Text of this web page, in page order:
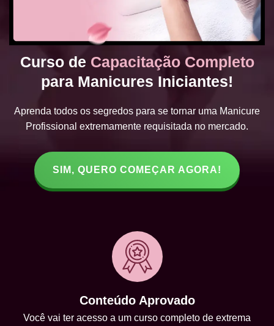
Curso de Capacitação Completo
para Manicures Iniciantes!
Aprenda todos os segredos para se tornar uma Manicure
Profissional extremamente requisitada no mercado.
SIM, QUERO COMEÇAR AGORA!
Conteúdo Aprovado
Você vai ter acesso a um curso completo de extrema